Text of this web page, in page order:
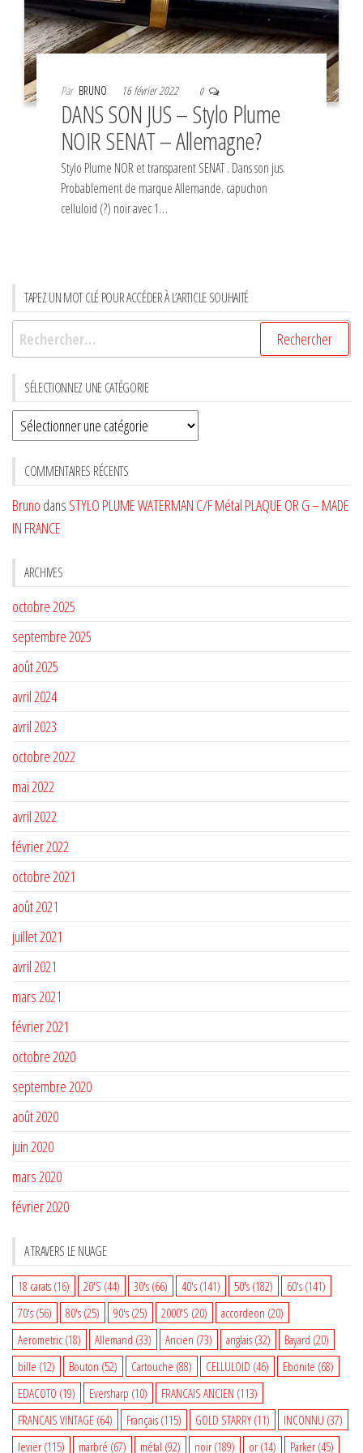
Par BRUNO 16 février 2022 0
DANS SON JUS – Stylo Plume
NOIR SENAT – Allemagne?
Stylo Plume NOR et transparent SENAT . Dans son jus.
Probablement de marque Allemande. capuchon
celluloïd (?) noir avec 1…
TAPEZ UN MOT CLÉ POUR ACCÉDER À L’ARTICLE SOUHAITÉ
Rechercher :
SÉLECTIONNEZ UNE CATÉGORIE
Sélectionnez
une
CATÉGORIE
COMMENTAIRES RÉCENTS
Bruno dans STYLO PLUME WATERMAN C/F Métal PLAQUE OR G – MADE
IN FRANCE
ARCHIVES
octobre 2025
septembre 2025
août 2025
avril 2024
avril 2023
octobre 2022
mai 2022
avril 2022
février 2022
octobre 2021
août 2021
juillet 2021
avril 2021
mars 2021
février 2021
octobre 2020
septembre 2020
août 2020
juin 2020
mars 2020
février 2020
A TRAVERS LE NUAGE
18 carats (16) 20'S (44) 30's (66) 40's (141) 50's (182) 60's (141)
70's (56) 80's (25) 90's (25) 2000'S (20) accordeon (20)
Aerometric (18) Allemand (33) Ancien (73) anglais (32) Bayard (20)
bille (12) Bouton (52) Cartouche (88) CELLULOID (46) Ebonite (68)
EDACOTO (19) Eversharp (10) FRANCAIS ANCIEN (113)
FRANCAIS VINTAGE (64) Français (115) GOLD STARRY (11) INCONNU (37)
levier (115) marbré (67) métal (92) noir (189) or (14) Parker (45)